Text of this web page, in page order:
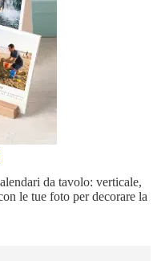
da tavolo: verticale,
le tue foto per decorare la